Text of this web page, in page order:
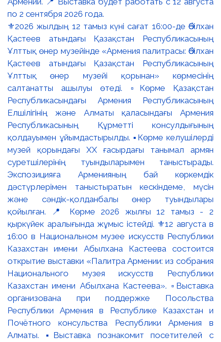
⚜️2026 жылдың 12 тамыз күні сағат 16:00-де Әбілхан
Қастеев атындағы Қазақстан Республикасының
Ұлттық өнер музейінде «Армения палитрасы: Әбілхан
Қастеев атындағы Қазақстан Республикасының
Ұлттық өнер музейі қорынан» көрмесінің
салтанатты ашылуы өтеді. ▫️Көрме Қазақстан
Республикасындағы Армения Республикасының
Елшілігінің және Алматы қаласындағы Армения
Республикасының Құрметті консулдығының
қолдауымен ұйымдастырылды. ▪️Көрме келушілерді
музей қорындағы ХХ ғасырдағы танымал армян
суретшілерінің туындыларымен таныстырады.
Экспозицияға Арменияның бай көркемдік
дәстүрлерімен таныстыратын кескіндеме, мүсін
және сәндік-қолданбалы өнер туындылары
қойылған. 📍 Көрме 2026 жылғы 12 тамыз - 2
қыркүйек аралығында жұмыс істейді. ⚜️12 августа в
16:00 в Национальном музее искусств Республики
Казахстан имени Абылхана Кастеева состоится
открытие выставки «Палитра Армении: из собрания
Национального музея искусств Республики
Казахстан имени Абылхана Кастеева». ▫️Выставка
организована при поддержке Посольства
Республики Армения в Республике Казахстан и
Почётного консульства Республики Армения в
Алматы. ▪️Выставка познакомит посетителей с